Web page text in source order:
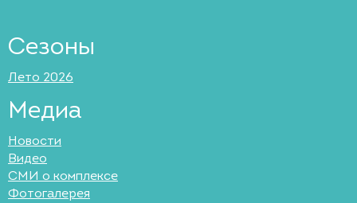
Сезоны
Лето 2026
Медиа
Новости
Видео
СМИ о комплексе
Фотогалерея